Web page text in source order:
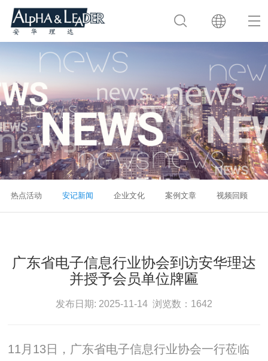
热点活动 安记新闻 企业文化 案例文章 视频回顾
广东省电子信息行业协会到访安华理达
并授予会员单位牌匾
发布日期: 2025-11-14 浏览数：1642
11月13日，广东省电子信息行业协会一行莅临